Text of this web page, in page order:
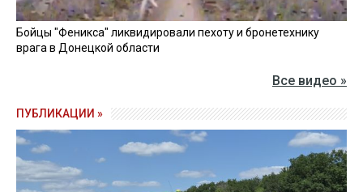
Бойцы "Феникса" ликвидировали пехоту и бронетехнику
врага в Донецкой области
Все видео »
ПУБЛИКАЦИИ »